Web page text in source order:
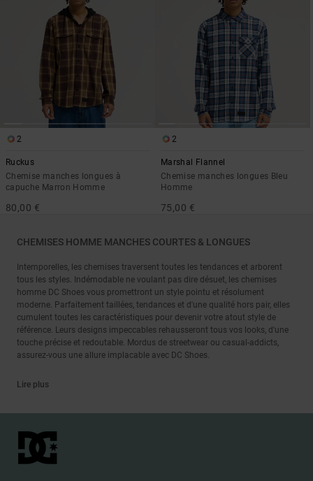
2
Ruckus
Chemise manches longues à
capuche Marron Homme
80,00 €
2
Marshal Flannel
Chemise manches longues Bleu
Homme
75,00 €
CHEMISES HOMME MANCHES COURTES & LONGUES
Intemporelles, les chemises traversent toutes les tendances et arborent
tous les styles. Indémodable ne voulant pas dire désuet, les chemises
homme DC Shoes vous promettront un style pointu et résolument
moderne. Parfaitement taillées, tendances et d'une qualité hors pair, elles
cumulent toutes les caractéristiques pour devenir votre atout style de
référence. Leurs designs impeccables rehausseront tous vos looks, d'une
touche précise et redoutable. Mordus de streetwear ou casual-addicts,
assurez-vous une allure implacable avec DC Shoes.
Lire plus